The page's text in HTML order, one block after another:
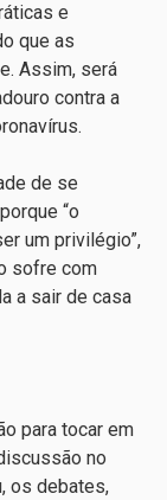
e
que as
Assim, será
contra a
de se
“o
um privilégio”,
sofre com
a sair de casa
para tocar em
no
os debates,